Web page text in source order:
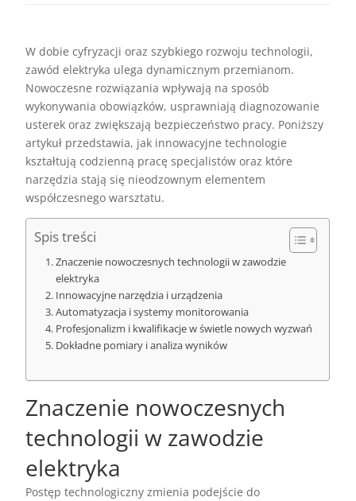
W dobie cyfryzacji oraz szybkiego rozwoju technologii,
zawód elektryka ulega dynamicznym przemianom.
Nowoczesne rozwiązania wpływają na sposób
wykonywania obowiązków, usprawniają diagnozowanie
usterek oraz zwiększają bezpieczeństwo pracy. Poniższy
artykuł przedstawia, jak innowacyjne technologie
kształtują codzienną pracę specjalistów oraz które
narzędzia stają się nieodzownym elementem
współczesnego warsztatu.
Spis treści
Znaczenie nowoczesnych technologii w zawodzie
elektryka
Innowacyjne narzędzia i urządzenia
Automatyzacja i systemy monitorowania
Profesjonalizm i kwalifikacje w świetle nowych wyzwań
Dokładne pomiary i analiza wyników
Znaczenie nowoczesnych
technologii w zawodzie
elektryka
Postęp technologiczny zmienia podejście do